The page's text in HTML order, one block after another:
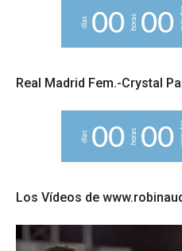
días 00 horas 00
Real Madrid Fem.-Crystal
días 00 horas 00
Los Vídeos de